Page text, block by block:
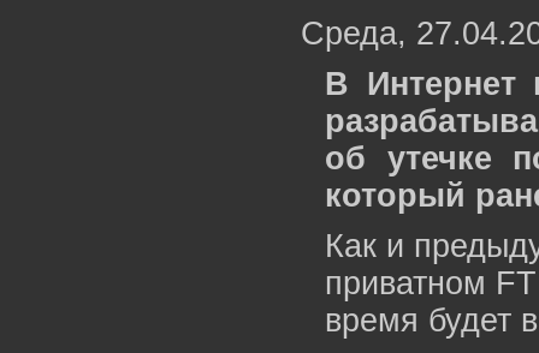
Среда,
В Интернет
об утечке
который
Как и
приватном
время будет